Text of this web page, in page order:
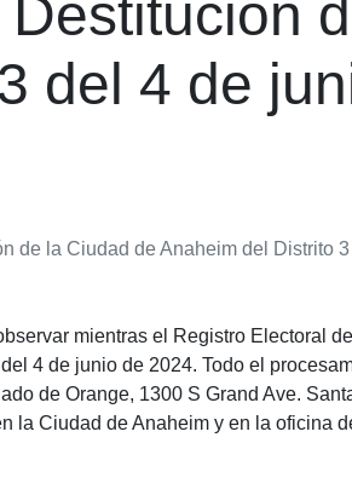
del 4 de
de la Ciudad de Anaheim del Distrito
mientras el Registro Electoral
4 de junio de 2024. Todo el
de Orange, 1300 S Grand Ave.
la Ciudad de Anaheim y en la oficina